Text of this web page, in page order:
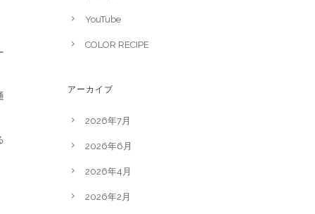
YouTube
COLOR RECIPE
アーカイブ
2026年7月
2026年6月
2026年4月
2026年2月